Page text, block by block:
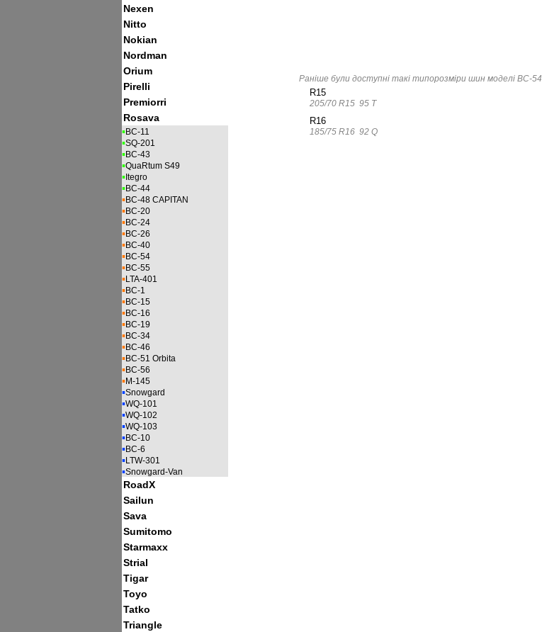
Nexen
Nitto
Nokian
Nordman
Orium
Pirelli
Premiorri
Rosava
▪BC-11
▪SQ-201
▪BC-43
▪QuaRtum S49
▪ Itegro
▪BC-44
▪BC-48 CAPITAN
▪BC-20
▪BC-24
▪BC-26
▪BC-40
▪BC-54
▪BC-55
▪LTA-401
▪BC-1
▪BC-15
▪BC-16
▪BC-19
▪BC-34
▪BC-46
▪BC-51 Orbita
▪BC-56
▪M-145
▪Snowgard
▪WQ-101
▪WQ-102
▪WQ-103
▪BC-10
▪BC-6
▪LTW-301
▪Snowgard-Van
RoadX
Sailun
Sava
Sumitomo
Starmaxx
Strial
Tigar
Toyo
Tatko
Triangle
Раніше були доступні такі типорозміри шин моделі BC-54
R15
205/70 R15 95 T
R16
185/75 R16 92 Q